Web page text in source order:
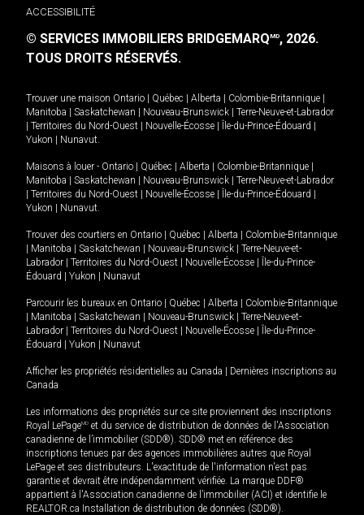
ACCESSIBILITÉ
© SERVICES IMMOBILIERS BRIDGEMARQMD, 2026.
TOUS DROITS RÉSERVÉS.
Trouver une maison Ontario | Québec | Alberta | Colombie-Britannique |
Manitoba | Saskatchewan | Nouveau-Brunswick | Terre-Neuve-et-Labrador
| Territoires du Nord-Ouest | Nouvelle-Écosse | Île-du-Prince-Édouard |
Yukon | Nunavut
Maisons à louer - Ontario | Québec | Alberta | Colombie-Britannique |
Manitoba | Saskatchewan | Nouveau-Brunswick | Terre-Neuve-et-Labrador
| Territoires du Nord-Ouest | Nouvelle-Écosse | Île-du-Prince-Édouard |
Yukon | Nunavut
Trouver des courtiers en Ontario | Québec | Alberta | Colombie-Britannique
| Manitoba | Saskatchewan | Nouveau-Brunswick | Terre-Neuve-et-
Labrador | Territoires du Nord-Ouest | Nouvelle-Écosse | Île-du-Prince-
Édouard | Yukon | Nunavut
Parcourir les bureaux en Ontario | Québec | Alberta | Colombie-Britannique
| Manitoba | Saskatchewan | Nouveau-Brunswick | Terre-Neuve-et-
Labrador | Territoires du Nord-Ouest | Nouvelle-Écosse | Île-du-Prince-
Édouard | Yukon | Nunavut
Afficher les propriétés résidentielles au Canada | Dernières inscriptions au
Canada
Les informations des propriétés sur ce site proviennent des inscriptions
Royal LePageMD et du service de distribution de données de l'Association
canadienne de l’immobilier (SDD®). SDD® met en référence des
inscriptions tenues par des agences immobilières autres que Royal
LePage et ses distributeurs. L'exactitude de l'information n'est pas
garantie et devrait être indépendamment vérifiée. La marque DDF®
appartient à l'Association canadienne de l’immobilier (ACI) et identifie le
REALTOR.ca Installation de distribution de données (SDD®).